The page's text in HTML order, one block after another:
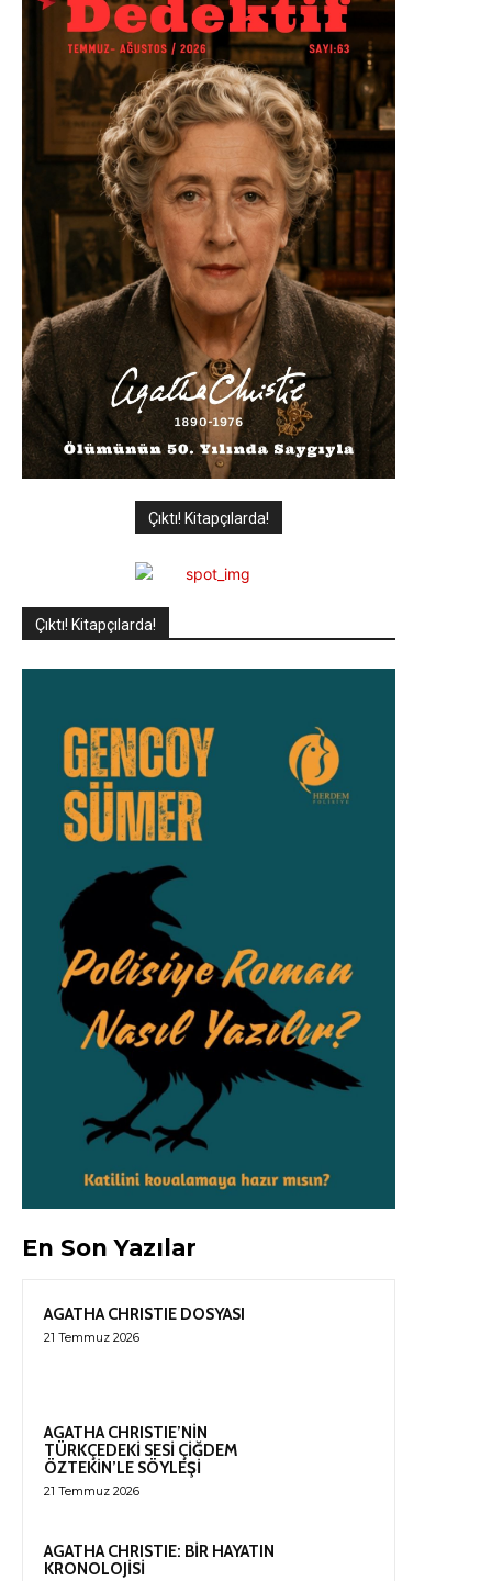
Çıktı! Kitapçılarda!
Çıktı! Kitapçılarda!
En Son Yazılar
AGATHA CHRISTIE DOSYASI
21 Temmuz 2026
AGATHA CHRISTIE’NİN
TÜRKÇEDEKİ SESİ ÇİĞDEM
ÖZTEKİN’LE SÖYLEŞİ
21 Temmuz 2026
AGATHA CHRISTIE: BİR HAYATIN
KRONOLOJİSİ